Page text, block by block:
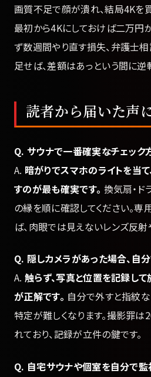
画質不足で顔が潰れ、結局4Kを
最初から4Kにしておけば二万円
ず数週間やり直す損失、弁護士
足せば、差額はあっという間に逆
読者から届いた声
Q. サウナで一番確実なチェック
A. 暗がりでスマホのライトを当
すのが最も確実です。 換気扇・ド
の縁を順に確認してください。
ば、肉眼では見えないレンズ反射
Q. 隠しカメラがあった場合、自
A. 触らず、写真と位置を記録し
が正解です。 自分で外すと指紋
特定が難しくなります。撮影罪
れており、記録が立件の鍵です。
Q. 自宅サウナや個室を自分で監